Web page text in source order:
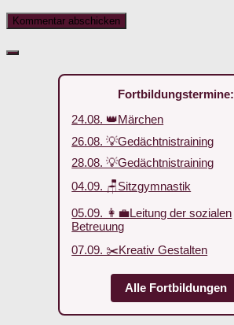
Fortbildungstermine:
24.08. 👑Märchen
26.08. 💡Gedächtnistraining
28.08. 💡Gedächtnistraining
04.09. 🪑Sitzgymnastik
05.09. 👩‍💼Leitung der sozialen
Betreuung
07.09. ✂️Kreativ Gestalten
Alle Fortbildungen